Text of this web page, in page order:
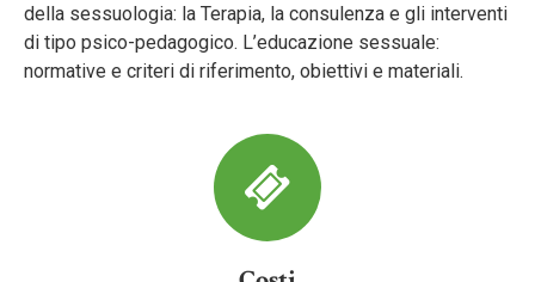
della sessuologia: la Terapia, la consulenza e gli interventi
di tipo psico-pedagogico. L’educazione sessuale:
normative e criteri di riferimento, obiettivi e materiali.